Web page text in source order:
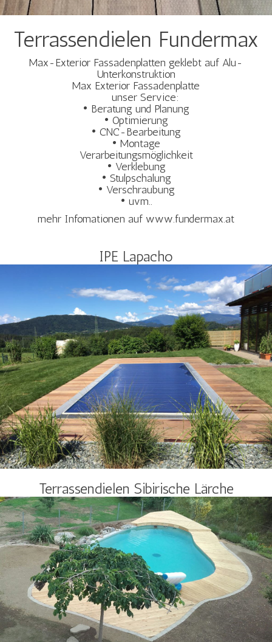
Terrassendielen Fundermax
Max-Exterior Fassadenplatten geklebt auf Alu-
Unterkonstruktion
Max Exterior Fassadenplatte
unser Service:
• Beratung und Planung
• Optimierung
• CNC-Bearbeitung
• Montage
Verarbeitungsmöglichkeit
• Verklebung
• Stulpschalung
• Verschraubung
• uvm..
mehr Infomationen auf www.fundermax.at
IPE Lapacho
Terrassendielen Sibirische Lärche